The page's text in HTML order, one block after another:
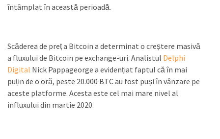
întâmplat în această perioadă.
Scăderea de preț a Bitcoin a determinat o creștere masivă
a fluxului de Bitcoin pe exchange-uri. Analistul Delphi
Digital Nick Pappageorge a evidențiat faptul că în mai
puțin de o oră, peste 20.000 BTC au fost puși în vânzare pe
aceste platforme. Acesta este cel mai mare nivel al
influxului din martie 2020.